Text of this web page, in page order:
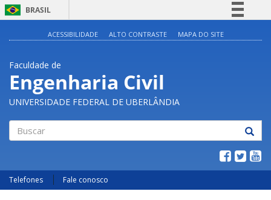
BRASIL
Legislação
Canais
ACESSIBILIDADE ALTO CONTRASTE MAPA DO SITE
Faculdade de
Engenharia Civil
UNIVERSIDADE FEDERAL DE UBERLÂNDIA
Telefones Fale conosco